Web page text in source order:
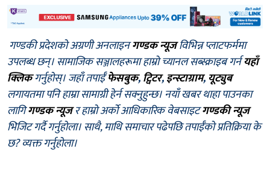
गण्डकी प्रदेशको अग्रणी अनलाइनगण्डक न्यूजविभिन्न प्लाटफर्ममा
उपलब्ध छन्। सामाजिक सञ्जालहरूमा हाम्रो च्यानल सब्स्क्राइब गर्नयहाँ
क्लिकगर्नुहोस्। जहाँ तपाईँफेसबुक,ट्विटर,इन्स्टाग्राम, यूट्युब
लगायतमा पनि हाम्रा सामाग्री हेर्न सक्नुहुन्छ। नयाँ खबर थाहा पाउनका
लागिगण्डक न्यूजर हाम्रो अर्को आधिकारिक वेबसाइटगण्डकी न्यूज
भिजिट गर्दै गर्नुहोला। साथै, माथि समाचार पढेपछि तपाईँको प्रतिक्रिया के
छ? व्यक्त गर्नुहोला।